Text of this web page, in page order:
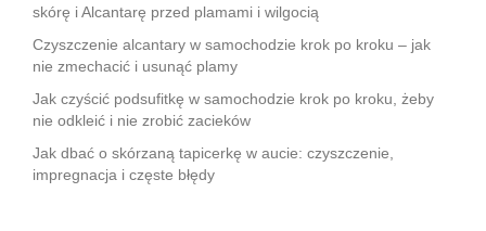
skórę i Alcantarę przed plamami i wilgocią
Czyszczenie alcantary w samochodzie krok po kroku – jak
nie zmechacić i usunąć plamy
Jak czyścić podsufitkę w samochodzie krok po kroku, żeby
nie odkleić i nie zrobić zacieków
Jak dbać o skórzaną tapicerkę w aucie: czyszczenie,
impregnacja i częste błędy